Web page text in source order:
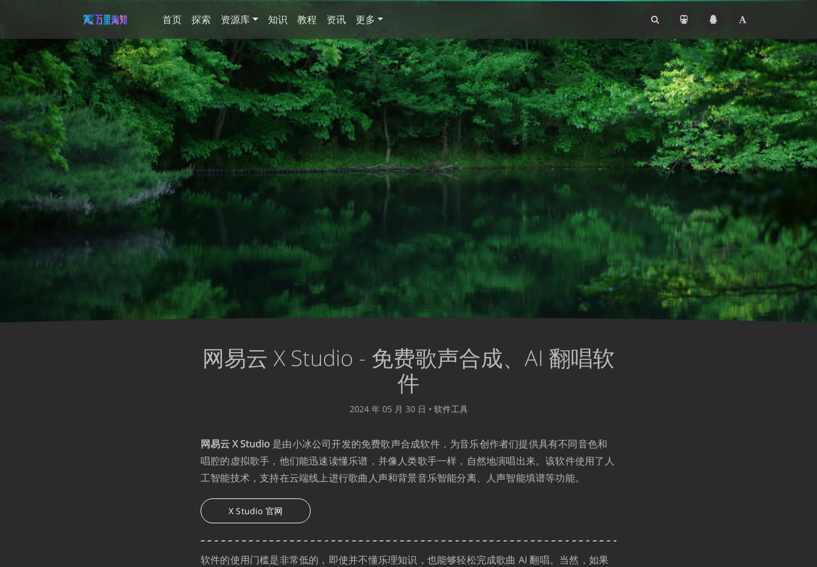
首页 探索 资源库 知识 教程 资讯 更多
网易云 X Studio - 免费歌声合成、AI 翻唱软
件
2024 年 05 月 30 日 • 软件工具
网易云 X Studio 是由小冰公司开发的免费歌声合成软件，为音乐创作者们提供具有不同音色和
唱腔的虚拟歌手，他们能迅速读懂乐谱，并像人类歌手一样，自然地演唱出来。该软件使用了人
工智能技术，支持在云端线上进行歌曲人声和背景音乐智能分离、人声智能填谱等功能。
X Studio 官网
软件的使用门槛是非常低的，即使并不懂乐理知识，也能够轻松完成歌曲 AI 翻唱。当然，如果